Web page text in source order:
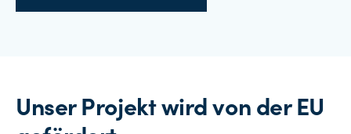
Unser Projekt wird von der EU